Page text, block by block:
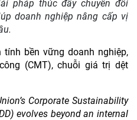
pháp thúc đẩy chuyển đổi
doanh nghiệp nâng cấp vị
bền vững doanh nghiệp,
(CMT), chuỗi giá trị dệt
Corporate Sustainability
evolves beyond an internal